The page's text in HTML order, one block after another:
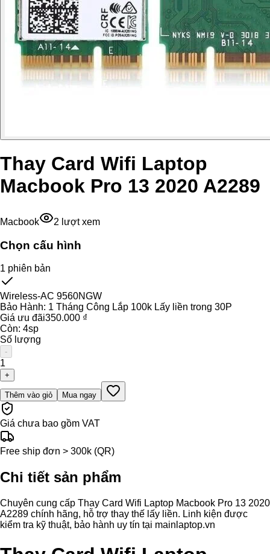
Thay Card Wifi Laptop
Macbook Pro 13 2020 A2289
Macbook 2 lượt xem
Chọn cấu hình
1 phiên bản
Wireless-AC 9560NGW
Bảo Hành: 1 Tháng Công Lắp 100k Lấy liền trong 30P
Giá ưu đãi350.000 ₫
Còn: 4sp
Số lượng
-
1
+
Thêm vào giỏ Mua ngay
Giá chưa bao gồm VAT
Free ship đơn > 300k (QR)
Chi tiết sản phẩm
Chuyên cung cấp Thay Card Wifi Laptop Macbook Pro 13 2020
A2289 chính hãng, hỗ trợ thay thế lấy liền. Linh kiện được
kiểm tra kỹ thuật, bảo hành uy tín tại mainlaptop.vn